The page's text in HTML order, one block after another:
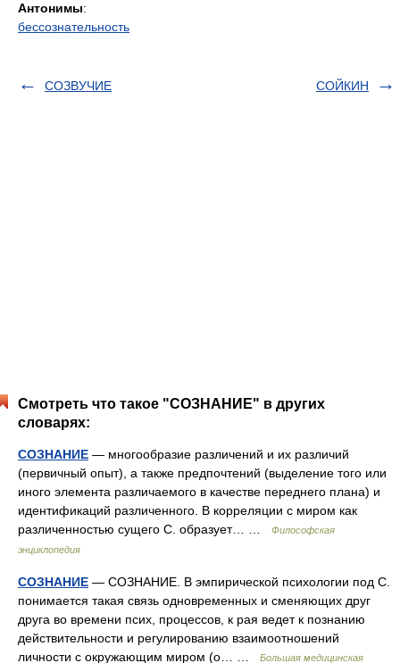
Антонимы:
бессознательность
СОЗВУЧИЕ СОЙКИН
Смотреть что такое "СОЗНАНИЕ" в других
словарях:
СОЗНАНИЕ — многообразие различений и их различий
(первичный опыт), а также предпочтений (выделение того или
иного элемента различаемого в качестве переднего плана) и
идентификаций различенного. В корреляции с миром как
различенностью сущего С. образует… …
Философская
энциклопедия
СОЗНАНИЕ — СОЗНАНИЕ. В эмпирической психологии под С.
понимается такая связь одновременных и сменяющих друг
друга во времени псих, процессов, к рая ведет к познанию
действительности и регулированию взаимоотношений
личности с окружающим миром (о… …
Большая медицинская